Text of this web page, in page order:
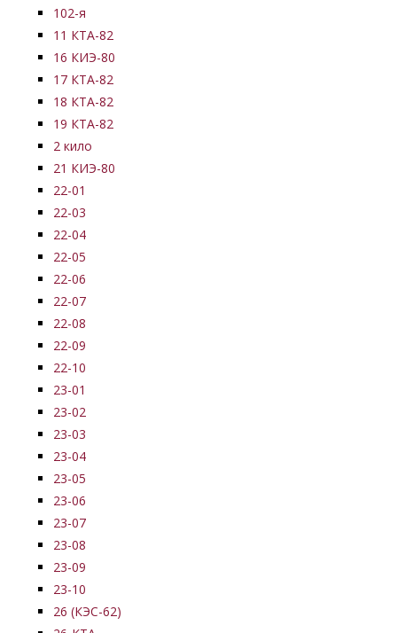
102-я
11 КТА-82
16 КИЭ-80
17 КТА-82
18 КТА-82
19 КТА-82
2 кило
21 КИЭ-80
22-01
22-03
22-04
22-05
22-06
22-07
22-08
22-09
22-10
23-01
23-02
23-03
23-04
23-05
23-06
23-07
23-08
23-09
23-10
26 (КЭС-62)